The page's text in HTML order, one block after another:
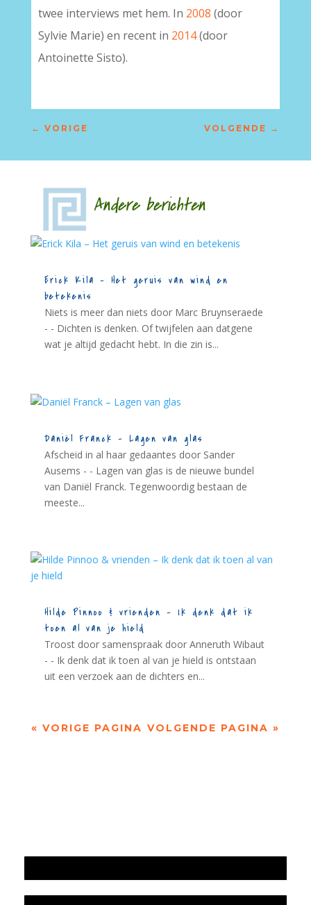
twee interviews met hem. In 2008 (door
Sylvie Marie) en recent in 2014(door
Antoinette Sisto).
← VORIGE VOLGENDE →
Andere berichten
Erick Kila – Het geruis van wind en
betekenis
Niets is meer dan niets door Marc Bruynseraede
- - Dichten is denken. Of twijfelen aan datgene
wat je altijd gedacht hebt. In die zin is...
Daniël Franck – Lagen van glas
Afscheid in al haar gedaantes door Sander
Ausems - - Lagen van glas is de nieuwe bundel
van Daniël Franck. Tegenwoordig bestaan de
meeste...
Hilde Pinnoo & vrienden – Ik denk dat ik
toen al van je hield
Troost door samenspraak door Anneruth Wibaut
- - Ik denk dat ik toen al van je hield is ontstaan
uit een verzoek aan de dichters en...
« VORIGE PAGINA VOLGENDE PAGINA »